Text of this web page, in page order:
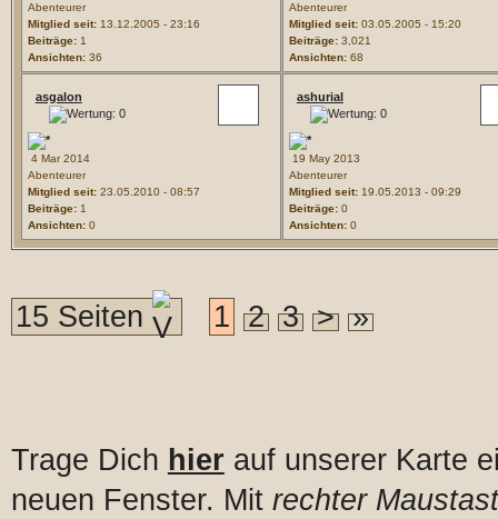
Abenteurer
Mitglied seit:13.12.2005 - 23:16
Beiträge:1
Ansichten:36
Abenteurer
Mitglied seit:03.05.2005 - 15:20
Beiträge:3,021
Ansichten:68
asgalon
4 Mar 2014
Abenteurer
Mitglied seit:23.05.2010 - 08:57
Beiträge:1
Ansichten:0
ashurial
19 May 2013
Abenteurer
Mitglied seit:19.05.2013 - 09:29
Beiträge:0
Ansichten:0
15 Seiten 1 2 3 > »
Trage Dich hier auf unserer Karte
neuen Fenster. Mit rechter